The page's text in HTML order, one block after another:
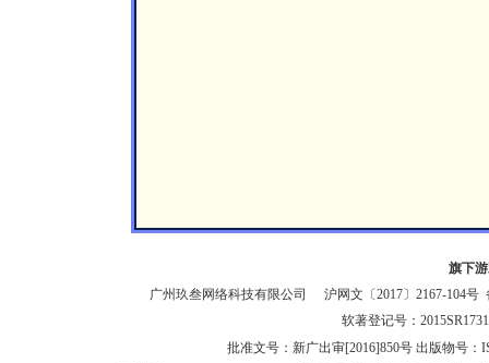
旗下
广州玖叁网络科技有限公司
沪网文〔2017〕2167-104号
软著登记号：
批准文号：新广出审[2016]850号 出版物号：